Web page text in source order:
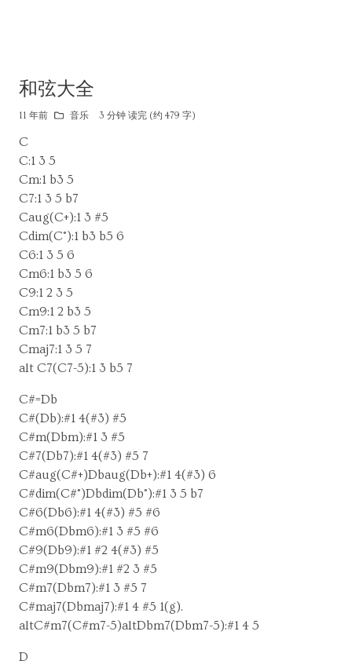
和弦大全
11 年前 音乐 3 分钟 读完 (约 479 字)
C
C:1 3 5
Cm:1 b3 5
C7:1 3 5 b7
Caug(C+):1 3 #5
Cdim(C°):1 b3 b5 6
C6:1 3 5 6
Cm6:1 b3 5 6
C9:1 2 3 5
Cm9:1 2 b3 5
Cm7:1 b3 5 b7
Cmaj7:1 3 5 7
alt C7(C7-5):1 3 b5 7
C#=Db
C#(Db):#1 4(#3) #5
C#m(Dbm):#1 3 #5
C#7(Db7):#1 4(#3) #5 7
C#aug(C#+)Dbaug(Db+):#1 4(#3) 6
C#dim(C#°)Dbdim(Db°):#1 3 5 b7
C#6(Db6):#1 4(#3) #5 #6
C#m6(Dbm6):#1 3 #5 #6
C#9(Db9):#1 #2 4(#3) #5
C#m9(Dbm9):#1 #2 3 #5
C#m7(Dbm7):#1 3 #5 7
C#maj7(Dbmaj7):#1 4 #5 1(g).
altC#m7(C#m7-5)altDbm7(Dbm7-5):#1 4 5
D